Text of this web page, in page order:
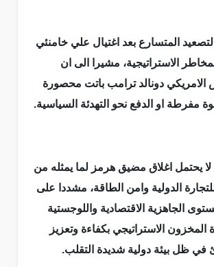
المتسارع بعد اغتيال علي خامنئي
الاستراتيجية، مشيرا الى ان
الامريكي دونالد ترامب باتت محصورة
مفرطة او الدفع نحو التهدئة السياسية.
لا يحتمل اغلاق مضيق هرمز لما يمثله من
الدولية وامن الطاقة، مشددا على
الجاهزية الاقتصادية واللوجستية
المخزون الاستراتيجي بكفاءة وتعزيز
ظل بيئة دولية شديدة التقلب.